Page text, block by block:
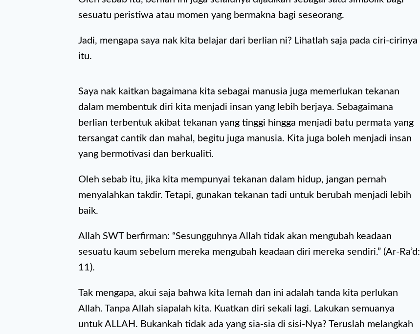
sesuatu peristiwa atau momen yang bermakna bagi seseorang.
Jadi, mengapa saya nak kita belajar dari berlian ni? Lihatlah saja pada ciri-cirinya
itu.
Saya nak kaitkan bagaimana kita sebagai manusia juga memerlukan tekanan
dalam membentuk diri kita menjadi insan yang lebih berjaya. Sebagaimana
berlian terbentuk akibat tekanan yang tinggi hingga menjadi batu permata yang
tersangat cantik dan mahal, begitu juga manusia. Kita juga boleh menjadi insan
yang bermotivasi dan berkualiti.
Oleh sebab itu, jika kita mempunyai tekanan dalam hidup, jangan pernah
menyalahkan takdir. Tetapi, gunakan tekanan tadi untuk berubah menjadi lebih
baik.
Allah SWT berfirman: “Sesungguhnya Allah tidak akan mengubah keadaan
sesuatu kaum sebelum mereka mengubah keadaan diri mereka sendiri.” (Ar-Ra’d:
11).
Tak mengapa, akui saja bahwa kita lemah dan ini adalah tanda kita perlukan
Allah. Tanpa Allah siapalah kita. Kuatkan diri sekali lagi. Lakukan semuanya
untuk ALLAH. Bukankah tidak ada yang sia-sia di sisi-Nya? Teruslah melangkah